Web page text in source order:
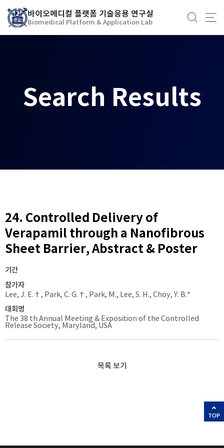
바이오메디컬 플랫폼 기술응용 연구실
Biomedical Platform & Application Lab
Search Results
24. Controlled Delivery of
Verapamil through a Nanofibrous
Sheet Barrier, Abstract & Poster
기간
참가자
Lee, J. E.†, Park, C. G.†, Park, M., Lee, S. H., Choy, Y. B.*
대회명
The 38 th Annual Meeting & Exposition of the Controlled
Release Society, Maryland, USA
목록 보기
TOP